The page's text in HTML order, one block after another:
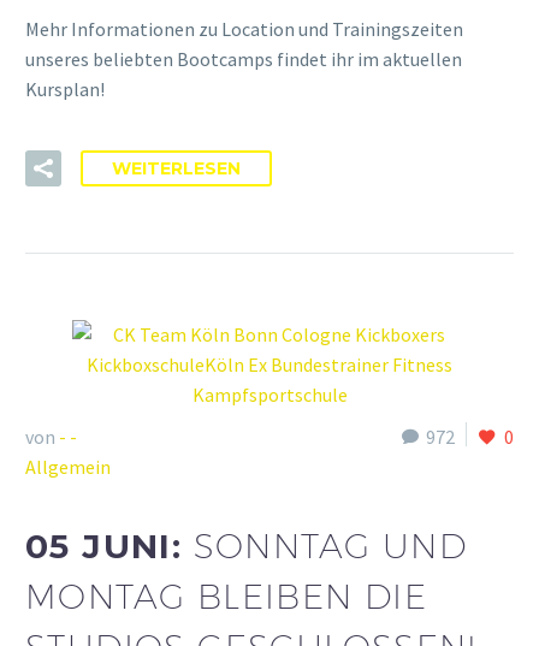
Mehr Informationen zu Location und Trainingszeiten
unseres beliebten Bootcamps findet ihr im aktuellen
Kursplan!
WEITERLESEN
972 0
von - -
Allgemein
05 JUNI: SONNTAG UND
MONTAG BLEIBEN DIE